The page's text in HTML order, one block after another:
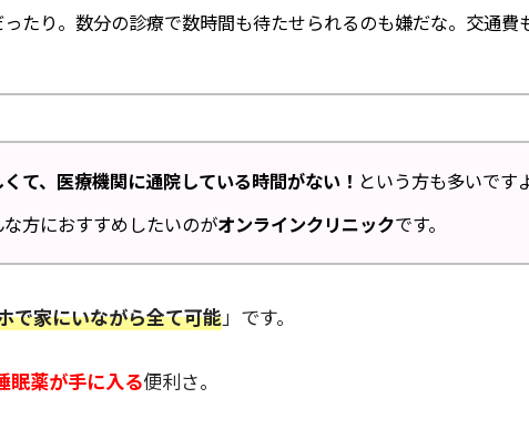
たり。数分の診療で数時間も待たせられるのも嫌だな。交通
て、医療機関に通院している時間がない！ という方も多いです
な方におすすめしたいのがオンラインクリニックです。
で家にいながら全て可能」です。
眠薬が手に入る便利さ。